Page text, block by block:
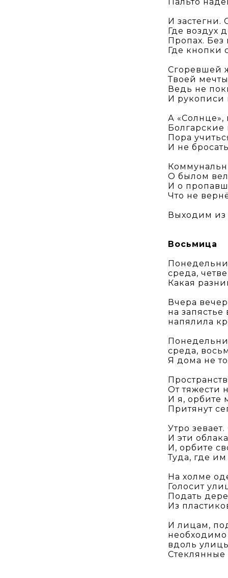
И застегни.
Где воздух
Пропах. Без
Где кнопки
Сгоревшей
Твоей
Ведь не
И рукописи
А «Солнце»,
Болгарские
Пора
И не
О былом
И о
Что не
Выходим из
Восьмица
среда,
Какая
Вчера
на запястье
напялила
среда,
Я дома не
От тяжести
И я, орбите
Притянут
Утро
И эти
И, орбите
Туда, где
На холме
Голосит
Подать
Из
И лицам,
необходимо
вдоль